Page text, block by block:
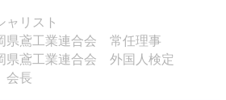
ャリスト
県鳶工業連合会 常任理事
県鳶工業連合会 外国人検定
会長